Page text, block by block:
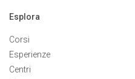
Esplora
Corsi
Esperienze
Centri